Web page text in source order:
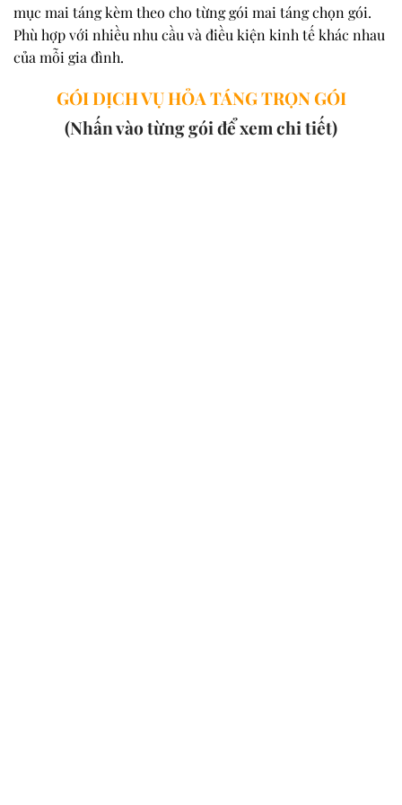
mục mai táng kèm theo cho từng gói mai táng chọn gói.
Phù hợp với nhiều nhu cầu và điều kiện kinh tế khác nhau
của mỗi gia đình.
GÓI DỊCH VỤ HỎA TÁNG TRỌN GÓI
(Nhấn vào từng gói để xem chi tiết)